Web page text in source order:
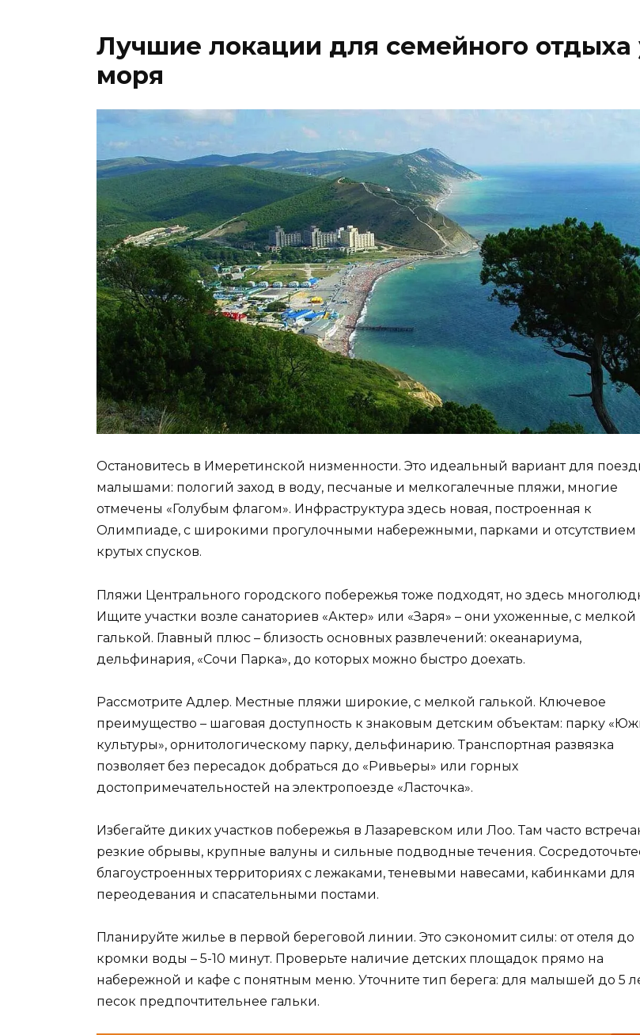
Лучшие локации для семейного отдыха
моря
Остановитесь в Имеретинской низменности. Это идеальный вариант для
малышами: пологий заход в воду, песчаные и мелкогалечные пляжи, многие
отмечены «Голубым флагом». Инфраструктура здесь новая, построенная к
Олимпиаде, с широкими прогулочными набережными, парками и отсутствием
крутых спусков.
Пляжи Центрального городского побережья тоже подходят, но здесь
Ищите участки возле санаториев «Актер» или «Заря» – они ухоженные, с мелкой
галькой. Главный плюс – близость основных развлечений: океанариума,
дельфинария, «Сочи Парка», до которых можно быстро доехать.
Рассмотрите Адлер. Местные пляжи широкие, с мелкой галькой. Ключевое
преимущество – шаговая доступность к знаковым детским объектам: парку
культуры», орнитологическому парку, дельфинарию. Транспортная развязка
позволяет без пересадок добраться до «Ривьеры» или горных
достопримечательностей на электропоезде «Ласточка».
Избегайте диких участков побережья в Лазаревском или Лоо. Там часто
резкие обрывы, крупные валуны и сильные подводные течения.
благоустроенных территориях с лежаками, теневыми навесами, кабинками для
переодевания и спасательными постами.
Планируйте жилье в первой береговой линии. Это сэкономит силы: от отеля до
кромки воды – 5-10 минут. Проверьте наличие детских площадок прямо на
набережной и кафе с понятным меню. Уточните тип берега: для малышей до 5
песок предпочтительнее гальки.